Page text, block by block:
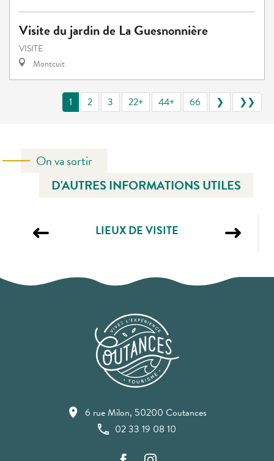
Visite du jardin de La Guesnonnière
VISITE
Montcuit
1 2 3 22+ 44+ 66 ❯ ❯❯
On va sortir
D'AUTRES INFORMATIONS UTILES
LIEUX DE VISITE
6 rue Milon, 50200 Coutances
02 33 19 08 10